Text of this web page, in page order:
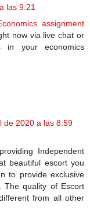
las 9:21
assignment
now via live chat or
in your economics
de 2020 a las 8:59
Independent
beautiful escort you
to provide exclusive
The quality of Escort
from all other